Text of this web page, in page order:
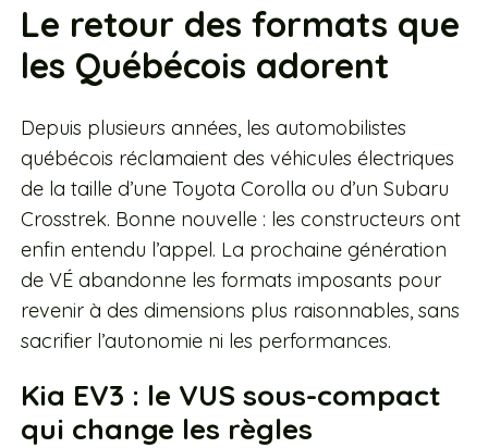
Le retour des formats que
les Québécois adorent
Depuis plusieurs années, les automobilistes
québécois réclamaient des véhicules électriques
de la taille d’une Toyota Corolla ou d’un Subaru
Crosstrek. Bonne nouvelle : les constructeurs ont
enfin entendu l’appel. La prochaine génération
de VÉ abandonne les formats imposants pour
revenir à des dimensions plus raisonnables, sans
sacrifier l’autonomie ni les performances.
Kia EV3 : le VUS sous-compact
qui change les règles